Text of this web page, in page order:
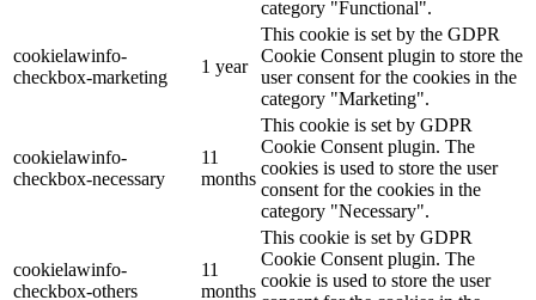
category "Functional".
cookielawinfo-
checkbox-marketing
1 year
This cookie is set by the GDPR
Cookie Consent plugin to store the
user consent for the cookies in the
category "Marketing".
cookielawinfo-
checkbox-necessary
11
months
This cookie is set by GDPR
Cookie Consent plugin. The
cookies is used to store the user
consent for the cookies in the
category "Necessary".
cookielawinfo-
checkbox-others
11
months
This cookie is set by GDPR
Cookie Consent plugin. The
cookie is used to store the user